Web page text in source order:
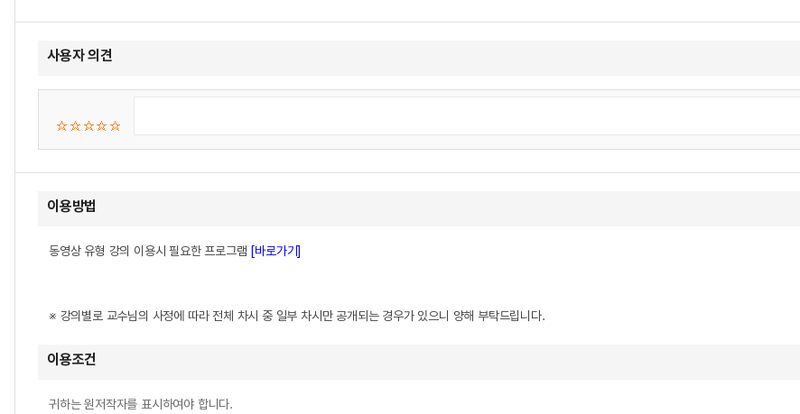
사용자 의견
이용방법
동영상 유형 강의 이용시 필요한 프로그램 [바로가기]
※ 강의별로 교수님의 사정에 따라 전체 차시 중 일부 차시만 공개되는 경우가 있으니 양해 부탁드립니다.
이용조건
귀하는 원저작자를 표시하여야 합니다.